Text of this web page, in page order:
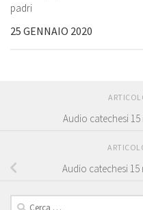
padri
25 GENNAIO 2020
Audio catechesi 15
Audio catechesi 15
Ricerca